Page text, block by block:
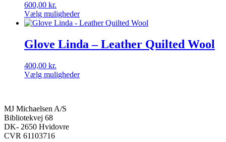
Mulighederne
kan
vælges
varesiden
600,00 kr.
Vælg muligheder
Dette
har
flere
Mulighederne
kan
Glove Linda – Leather Quilted Wool
400,00 kr.
Vælg muligheder
flere
varianter.
Mulighederne
kan
MJ Michaelsen A/S
Bibliotekvej 68
DK- 2650 Hvidovre
CVR 61103716